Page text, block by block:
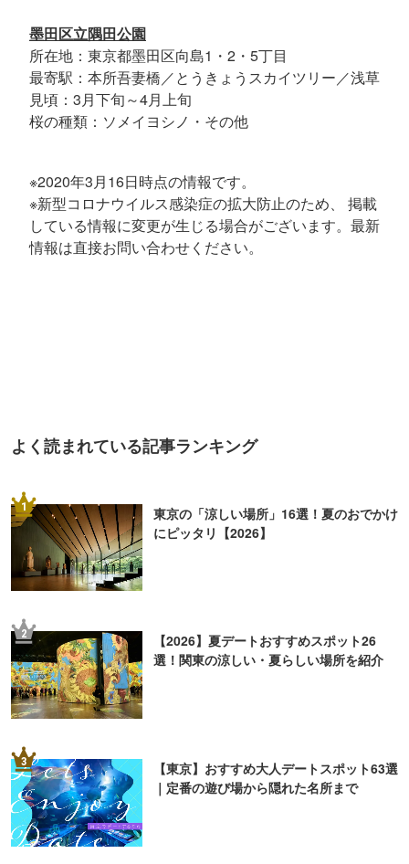
墨田区立隅田公園
所在地：東京都墨田区向島1・2・5丁目
最寄駅：本所吾妻橋／とうきょうスカイツリー／浅草
見頃：3月下旬～4月上旬
桜の種類：ソメイヨシノ・その他
※2020年3月16日時点の情報です。
※新型コロナウイルス感染症の拡大防止のため、 掲載
している情報に変更が生じる場合がございます。最新
情報は直接お問い合わせください。
よく読まれている記事ランキング
1
東京の「涼しい場所」16選！夏のおでかけ
にピッタリ【2026】
2
【2026】夏デートおすすめスポット26
選！関東の涼しい・夏らしい場所を紹介
3
【東京】おすすめ大人デートスポット63選
｜定番の遊び場から隠れた名所まで